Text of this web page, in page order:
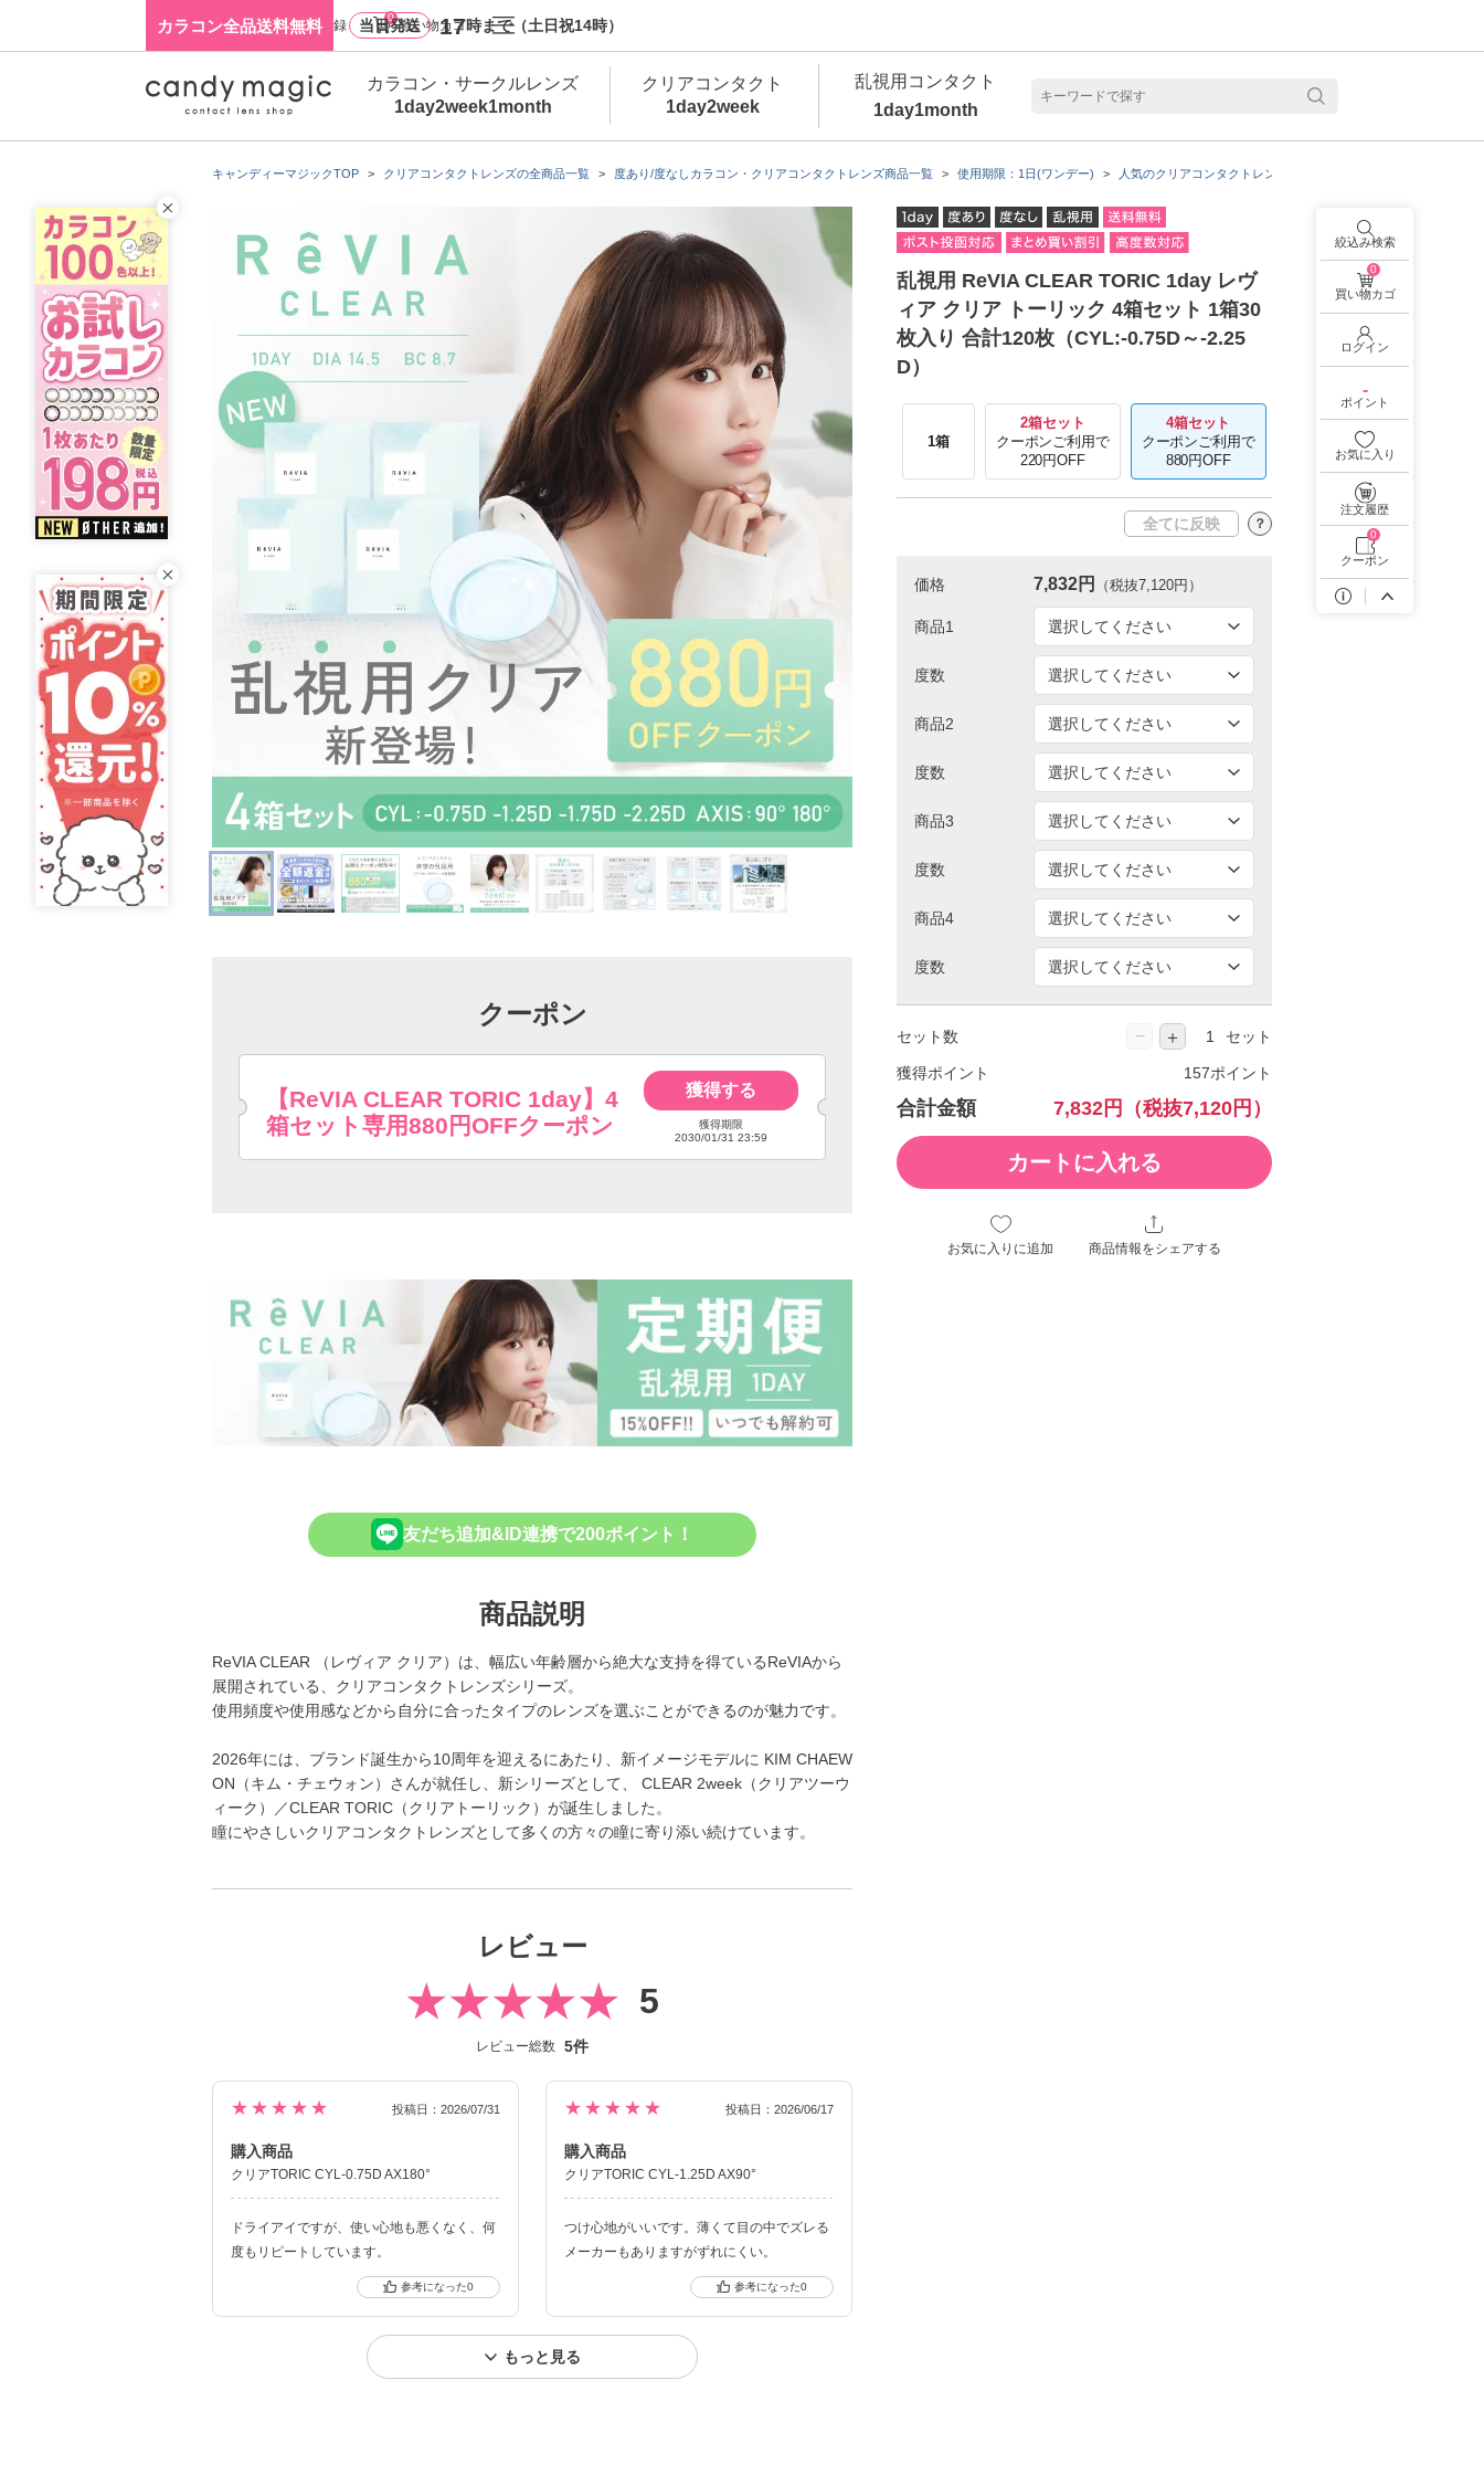
カラコン全品送料無料 当日発送 17時まで（土日祝14時）
キャンディーマジックTOP クリアコンタクトレンズの全商品一覧 度あり/度なしカラコン・クリアコンタクトレンズ商品一覧 使用期限：1日(ワンデー) 人気のクリアコンタクトレンズ一覧
乱視用 ReVIA CLEAR TORIC 1day レヴ
ィア クリア トーリック 4箱セット 1箱30
枚入り 合計120枚（CYL:-0.75D～-2.25
D）
1箱
2箱セット
クーポンご利用で
220円OFF
4箱セット
クーポンご利用で
880円OFF
全てに反映 ？
価格 7,832円 （税抜7,120円）
商品1
度数
商品2
度数
商品3
度数
商品4
度数
セット数 − ＋ セット
獲得ポイント 157ポイント
合計金額 7,832円 （税抜7,120円）
カートに入れる
お気に入りに追加 商品情報をシェアする
クーポン
【ReVIA CLEAR TORIC 1day】4
箱セット専用880円OFFクーポン
獲得する
獲得期限
2030/01/31 23:59
友だち追加&ID連携で200ポイント！
商品説明
ReVIA CLEAR （レヴィア クリア）は、幅広い年齢層から絶大な支持を得ているReVIAから
展開されている、クリアコンタクトレンズシリーズ。
使用頻度や使用感などから自分に合ったタイプのレンズを選ぶことができるのが魅力です。
2026年には、ブランド誕生から10周年を迎えるにあたり、新イメージモデルに KIM CHAEW
ON（キム・チェウォン）さんが就任し、新シリーズとして、 CLEAR 2week（クリアツーウ
ィーク）／CLEAR TORIC（クリアトーリック）が誕生しました。
瞳にやさしいクリアコンタクトレンズとして多くの方々の瞳に寄り添い続けています。
レビュー
5
レビュー総数 5件
★★★★★ 投稿日：2026/07/31
購入商品
クリアTORIC CYL-0.75D AX180°
ドライアイですが、使い心地も悪くなく、何
度もリピートしています。
0
★★★★★ 投稿日：2026/06/17
購入商品
クリアTORIC CYL-1.25D AX90°
つけ心地がいいです。薄くて目の中でズレる
メーカーもありますがずれにくい。
0
もっと見る
ログイン・新規会員登録
0
買い物カゴ
カラコン・サークルレンズ
1day2week1month
クリアコンタクト
1day2week
乱視用コンタクト
1day1month
絞込み検索
0
買い物カゴ
ログイン
-
ポイント
お気に入り
注文履歴
0
クーポン
カラコン・サークルレンズ 1day 商品一覧を見る
乱視用カラコン 1day商品一覧を見る
遠近両用カラコン 1day商品一覧を見る
カラコン・サークルレンズ 2week商品一覧を見る
新商品
カラコン・サークルレンズ 1month商品一覧を見る
クリアコンタクトレンズ 1day 商品一覧を見る 乱視用カラコン 1day商品一覧を見る
クリアコンタクトレンズ 2week 商品一覧を見る
新商品
乱視用カラコン 1day商品一覧を見る
乱視用カラコン 1month商品一覧を見る